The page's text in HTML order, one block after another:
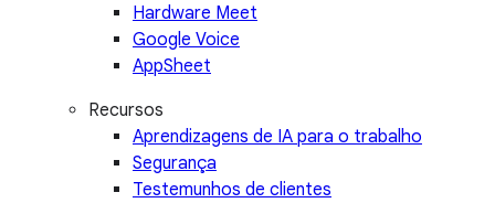
Hardware Meet
Google Voice
AppSheet
Recursos
Aprendizagens de IA para o trabalho
Segurança
Testemunhos de clientes